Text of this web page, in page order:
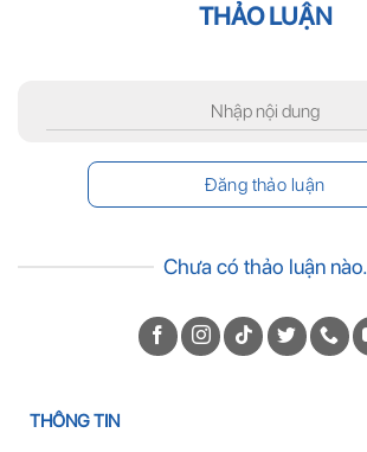
THẢO LUẬN
Chưa có thảo luận nào.
THÔNG TIN